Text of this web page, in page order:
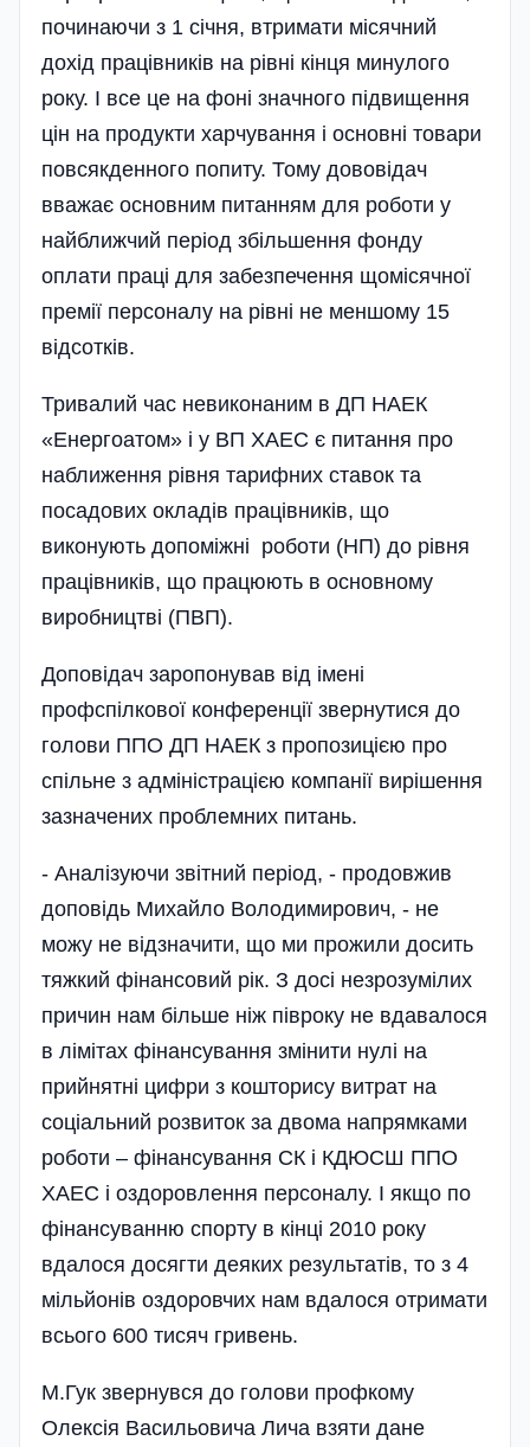
починаючи з 1 січня, втримати місячний
дохід працівників на рівні кінця минулого
року. І все це на фоні значного підвищення
цін на продукти харчування і основні товари
повсякденного попиту. Тому дововідач
вважає основним питанням для роботи у
найближчий період збільшення фонду
оплати праці для забезпечення щомісячної
премії персоналу на рівні не меншому 15
відсотків.
Тривалий час невиконаним в ДП НАЕК
«Енергоатом» і у ВП ХАЕС є питання про
наближення рівня тарифних ставок та
посадових окладів працівників, що
виконують допоміжні роботи (НП) до рівня
працівників, що працюють в основному
виробництві (ПВП).
Доповідач заропонував від імені
профспілкової конференції звер­нутися до
голови ППО ДП НАЕК з пропозицією про
спільне з адміністрацією компанії вирішення
зазначених проблемних питань.
- Аналізуючи звітний період, - продовжив
доповідь Михайло Володимирович, - не
можу не відзначити, що ми прожили досить
тяжкий фінансовий рік. З досі незрозумілих
причин нам більше ніж півроку не вдавалося
в лімітах фінансування змінити нулі на
прийнятні цифри з кошторису витрат на
соціальний розвиток за двома напрямками
роботи – фінансування СК і КДЮСШ ППО
ХАЕС і оздоровлення персоналу. І якщо по
фінансуванню спорту в кінці 2010 року
вдалося досягти деяких результатів, то з 4
мільйонів оздоровчих нам вдалося отримати
всього 600 тисяч гривень.
М.Гук звернувся до голови профкому
Олексія Васильовича Лича взяти дане